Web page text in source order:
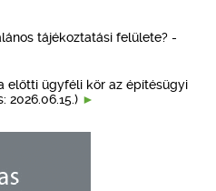
tájékoztatási felülete? -
előtti ügyféli kör az építésügyi
2026.06.15.)